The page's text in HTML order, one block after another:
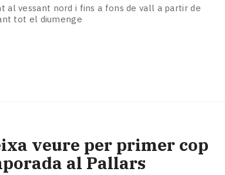
al vessant nord i fins a fons de vall a partir de
tot el diumenge
veure per primer cop
al Pallars